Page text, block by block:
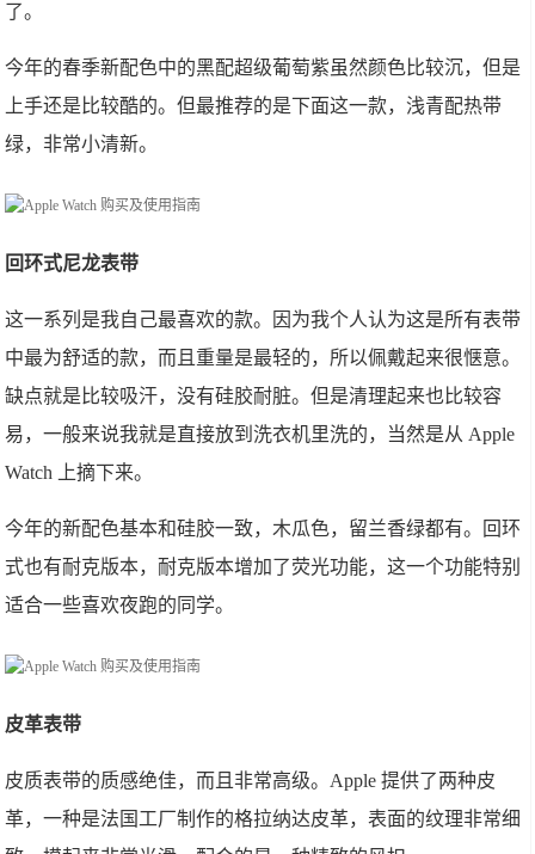
了。
今年的春季新配色中的黑配超级葡萄紫虽然颜色比较沉，但是
上手还是比较酷的。但最推荐的是下面这一款，浅青配热带
绿，非常小清新。
回环式尼龙表带
这一系列是我自己最喜欢的款。因为我个人认为这是所有表带
中最为舒适的款，而且重量是最轻的，所以佩戴起来很惬意。
缺点就是比较吸汗，没有硅胶耐脏。但是清理起来也比较容
易，一般来说我就是直接放到洗衣机里洗的，当然是从 Apple
Watch 上摘下来。
今年的新配色基本和硅胶一致，木瓜色，留兰香绿都有。回环
式也有耐克版本，耐克版本增加了荧光功能，这一个功能特别
适合一些喜欢夜跑的同学。
皮革表带
皮质表带的质感绝佳，而且非常高级。Apple 提供了两种皮
革，一种是法国工厂制作的格拉纳达皮革，表面的纹理非常细